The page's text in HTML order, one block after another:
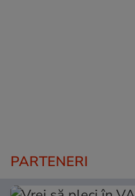
PARTENERI